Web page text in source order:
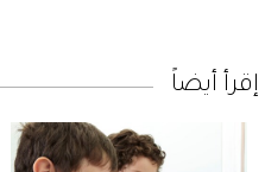
إقرأ أيضاً